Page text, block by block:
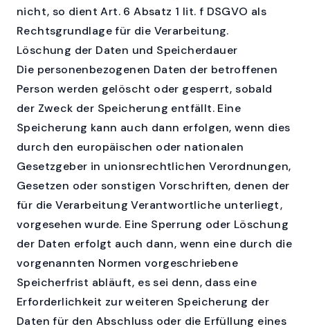
nicht, so dient Art. 6 Absatz 1 lit. f DSGVO als
Rechtsgrundlage für die Verarbeitung.
Löschung der Daten und Speicherdauer
Die personenbezogenen Daten der betroffenen
Person werden gelöscht oder gesperrt, sobald
der Zweck der Speicherung entfällt. Eine
Speicherung kann auch dann erfolgen, wenn dies
durch den europäischen oder nationalen
Gesetzgeber in unionsrechtlichen Verordnungen,
Gesetzen oder sonstigen Vorschriften, denen der
für die Verarbeitung Verantwortliche unterliegt,
vorgesehen wurde. Eine Sperrung oder Löschung
der Daten erfolgt auch dann, wenn eine durch die
vorgenannten Normen vorgeschriebene
Speicherfrist abläuft, es sei denn, dass eine
Erforderlichkeit zur weiteren Speicherung der
Daten für den Abschluss oder die Erfüllung eines